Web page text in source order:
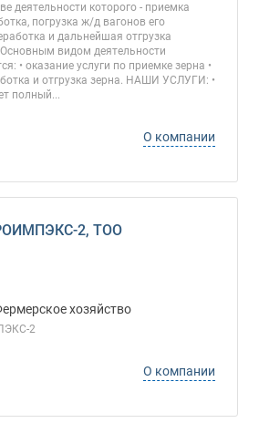
деятельности которого - приемка
погрузка ж/д вагонов его
и дальнейшая отгрузка
видом деятельности
• оказание услуги по приемке зерна •
и отгрузка зерна. НАШИ УСЛУГИ: •
полный...
О компании
2, ТОО
хозяйство
2
О компании